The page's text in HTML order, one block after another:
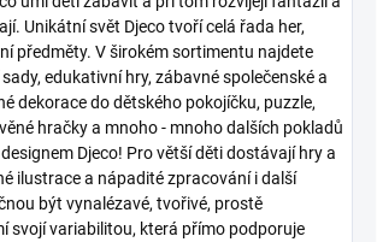
Unikátní svět Djeco tvoří celá řada her,
předměty. V širokém sortimentu najdete
edukativní hry, zábavné společenské a
dekorace do dětského pokojíčku, puzzle,
hračky a mnoho - mnoho dalších pokladů
Djeco! Pro větší děti dostávají hry a
ilustrace a nápadité zpracování i další
být vynalézavé, tvořivé, prostě
svojí variabilitou, která přímo podporuje